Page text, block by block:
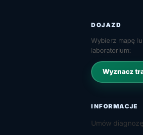
DOJAZD
Wybierz mapę
laboratorium:
Wyznacz
INFORMACJE
Umów